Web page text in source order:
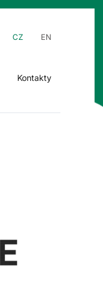
CZ EN
Kontakty